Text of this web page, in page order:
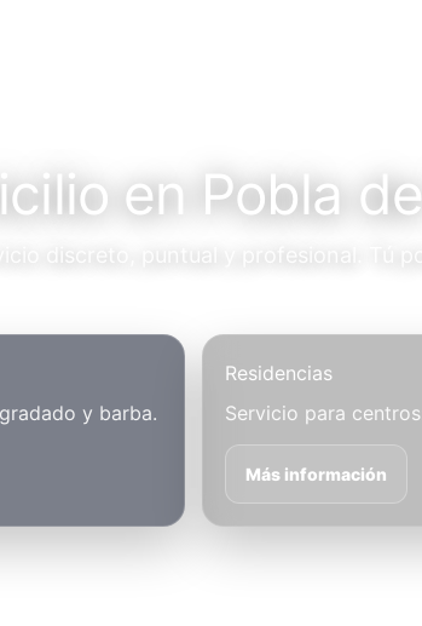
en Pobla
discreto, puntual y profesional. Tú
y barba.
Residencias
Servicio para
Más información